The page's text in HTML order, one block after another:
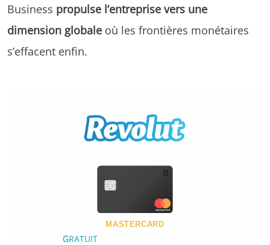
Business propulse l’entreprise vers une
dimension globale où les frontières monétaires
s’effacent enfin.
MASTERCARD
GRATUIT